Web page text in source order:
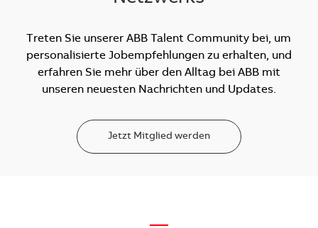
Treten Sie unserer ABB Talent Community bei, um
personalisierte Jobempfehlungen zu erhalten, und
erfahren Sie mehr über den Alltag bei ABB mit
unseren neuesten Nachrichten und Updates.
Jetzt Mitglied werden